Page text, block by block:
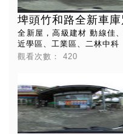
埤頭竹和路全新車庫
全新屋，高級建材 動線佳
近學區、工業區、二林中科
觀看次數：420